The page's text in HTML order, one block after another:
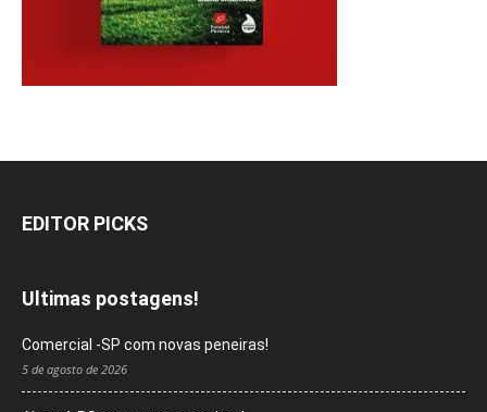
EDITOR PICKS
Ultimas postagens!
Comercial -SP com novas peneiras!
5 de agosto de 2026